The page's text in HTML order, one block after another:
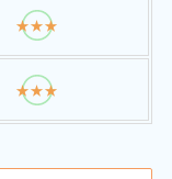
★★★
★★★